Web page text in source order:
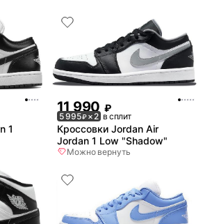
1
11 990 ₽
5 995₽× 2 в сплит
Кроссовки Jordan Air
Jordan 1 Low "Shadow"
Можно вернуть